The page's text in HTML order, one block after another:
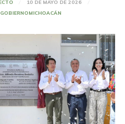
10 DE MAYO DE 2026
GOBIERNOMICHOACÁN